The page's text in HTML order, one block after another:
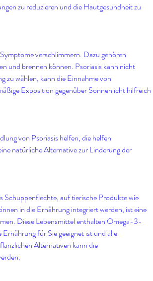
zu reduzieren und die Hautgesundheit zu
verschlimmern. Dazu gehören
und brennen können. Psoriasis kann nicht
zu wählen, kann die Einnahme von
Exposition gegenüber Sonnenlicht hilfreich
von Psoriasis helfen, die helfen
natürliche Alternative zur Linderung der
Schuppenflechte, auf tierische Produkte wie
in die Ernährung integriert werden, ist eine
Diese Lebensmittel enthalten Omega-3-
für Sie geeignet ist und alle
Alternativen kann die